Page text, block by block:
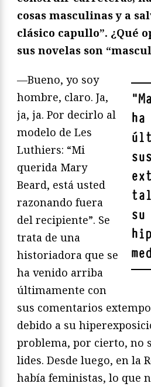
cosas masculinas y a
clásico capullo”. ¿Qué
sus novelas son
"
su
—Bueno, yo soy
hombre, claro. Ja,
ja, ja. Por decirlo al
modelo de Les
Luthiers: “Mi
querida Mary
Beard, está usted
razonando fuera
del recipiente”. Se
trata de una
historiadora que se
ha venido arriba
últimamente con
sus comentarios
debido a su
problema, por cierto, no
lides. Desde luego, en la
había feministas, lo que